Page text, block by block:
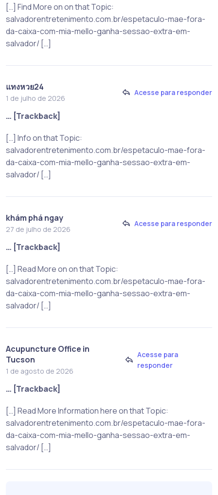
[…] Find More on on that Topic:
salvadorentretenimento.com.br/espetaculo-mae-fora-
da-caixa-com-mia-mello-ganha-sessao-extra-em-
salvador/ […]
แทงหวย24
1 de julho de 2026
Acesse para responder
… [Trackback]
[…] Info on that Topic:
salvadorentretenimento.com.br/espetaculo-mae-fora-
da-caixa-com-mia-mello-ganha-sessao-extra-em-
salvador/ […]
khám phá ngay
27 de julho de 2026
Acesse para responder
… [Trackback]
[…] Read More on on that Topic:
salvadorentretenimento.com.br/espetaculo-mae-fora-
da-caixa-com-mia-mello-ganha-sessao-extra-em-
salvador/ […]
Acupuncture Office in
Tucson
1 de agosto de 2026
Acesse para
responder
… [Trackback]
[…] Read More Information here on that Topic:
salvadorentretenimento.com.br/espetaculo-mae-fora-
da-caixa-com-mia-mello-ganha-sessao-extra-em-
salvador/ […]